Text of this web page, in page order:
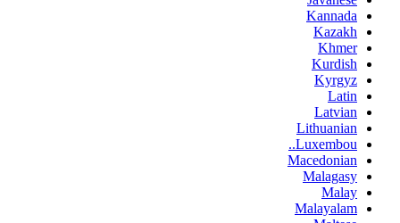
Kannada
Kazakh
Khmer
Kurdish
Kyrgyz
Latin
Latvian
Lithuanian
Luxembou..
Macedonian
Malagasy
Malay
Malayalam